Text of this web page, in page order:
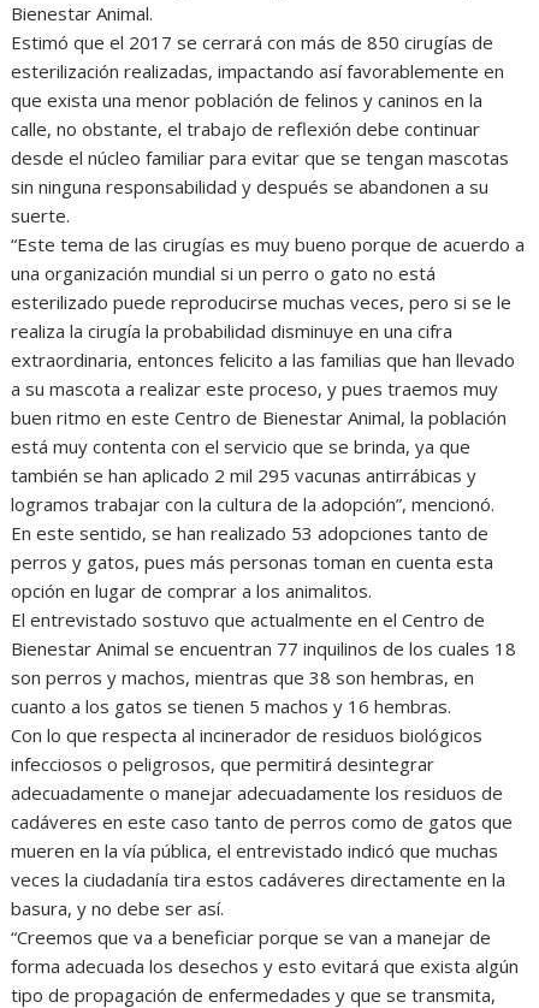
Bienestar Animal.
Estimó que el 2017 se cerrará con más de 850 cirugías de
esterilización realizadas, impactando así favorablemente en
que exista una menor población de felinos y caninos en la
calle, no obstante, el trabajo de reflexión debe continuar
desde el núcleo familiar para evitar que se tengan mascotas
sin ninguna responsabilidad y después se abandonen a su
suerte.
“Este tema de las cirugías es muy bueno porque de acuerdo a
una organización mundial si un perro o gato no está
esterilizado puede reproducirse muchas veces, pero si se le
realiza la cirugía la probabilidad disminuye en una cifra
extraordinaria, entonces felicito a las familias que han llevado
a su mascota a realizar este proceso, y pues traemos muy
buen ritmo en este Centro de Bienestar Animal, la población
está muy contenta con el servicio que se brinda, ya que
también se han aplicado 2 mil 295 vacunas antirrábicas y
logramos trabajar con la cultura de la adopción”, mencionó.
En este sentido, se han realizado 53 adopciones tanto de
perros y gatos, pues más personas toman en cuenta esta
opción en lugar de comprar a los animalitos.
El entrevistado sostuvo que actualmente en el Centro de
Bienestar Animal se encuentran 77 inquilinos de los cuales 18
son perros y machos, mientras que 38 son hembras, en
cuanto a los gatos se tienen 5 machos y 16 hembras.
Con lo que respecta al incinerador de residuos biológicos
infecciosos o peligrosos, que permitirá desintegrar
adecuadamente o manejar adecuadamente los residuos de
cadáveres en este caso tanto de perros como de gatos que
mueren en la vía pública, el entrevistado indicó que muchas
veces la ciudadanía tira estos cadáveres directamente en la
basura, y no debe ser así.
“Creemos que va a beneficiar porque se van a manejar de
forma adecuada los desechos y esto evitará que exista algún
tipo de propagación de enfermedades y que se transmita,